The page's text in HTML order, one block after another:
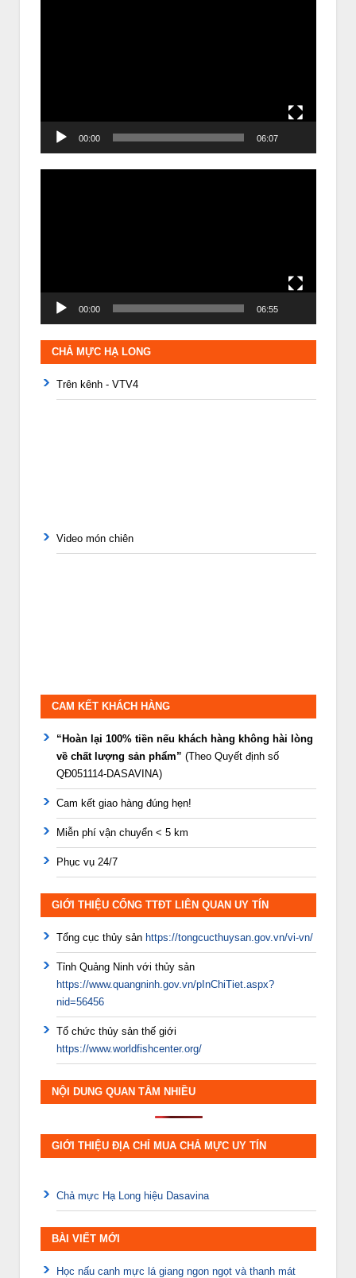
00:00 06:07
00:00 06:55
CHẢ MỰC HẠ LONG
Trên kênh - VTV4
Video món chiên
CAM KẾT KHÁCH HÀNG
“Hoàn lại 100% tiền nếu khách hàng không hài lòng
về chất lượng sản phẩm” (Theo Quyết định số
QĐ051114-DASAVINA)
Cam kết giao hàng đúng hẹn!
Miễn phí vận chuyển < 5 km
Phục vụ 24/7
GIỚI THIỆU CỔNG TTĐT LIÊN QUAN UY TÍN
Tổng cục thủy sản https://tongcucthuysan.gov.vn/vi-vn/
Tỉnh Quảng Ninh với thủy sản
https://www.quangninh.gov.vn/pInChiTiet.aspx?
nid=56456
Tổ chức thủy sản thế giới
https://www.worldfishcenter.org/
NỘI DUNG QUAN TÂM NHIỀU
GIỚI THIỆU ĐỊA CHỈ MUA CHẢ MỰC UY TÍN
Chả mực Hạ Long hiệu Dasavina
BÀI VIẾT MỚI
Học nấu canh mực lá giang ngon ngọt và thanh mát